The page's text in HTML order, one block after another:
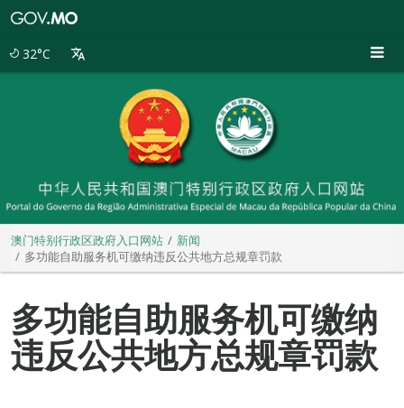
32°C
澳门特别行政区政府入口网站
新闻
多功能自助服务机可缴纳违反公共地方总规章罚款
多功能自助服务机可缴纳
违反公共地方总规章罚款